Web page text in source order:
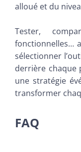
alloué et du
Tester,
fonctionnelles…
sélectionner
derrière chaque
une stratégie
transformer
FAQ